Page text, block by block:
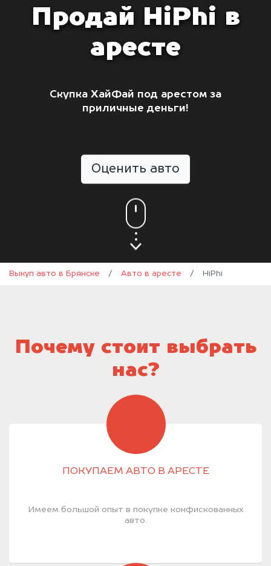
Продай HiPhi в
аресте
Скупка ХайФай под арестом за
приличные деньги!
Оценить авто
Выкуп авто в Брянске / Авто в аресте / HiPhi
Почему стоит выбрать
нас?
ПОКУПАЕМ АВТО В АРЕСТЕ
Имеем большой опыт в покупке конфискованных
авто.